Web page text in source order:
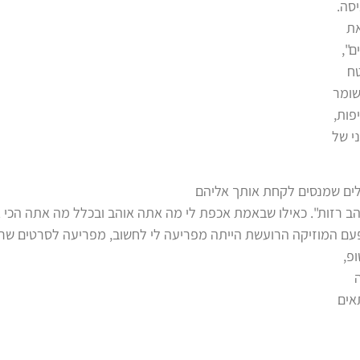
של
שמנסים לקחת אותך אליהם
רזות". כאילו שבאמת אכפת לי מה אתה אוהב ובכלל מה אתה הכי
המוזיקה הרועשת הייתה מפריעה לי לחשוב, מפריעה לסרטים